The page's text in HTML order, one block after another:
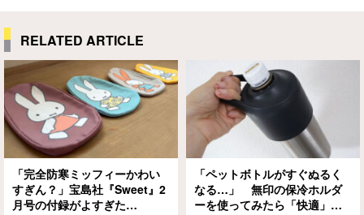
RELATED ARTICLE
「完全防寒ミッフィーかわい
すぎん？」宝島社『Sweet』2
月号の付録がよすぎた…
「ペットボトルがすぐぬるく
なる…」 無印の保冷ホルダ
ーを使ってみたら「快適」